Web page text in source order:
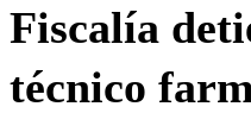
Fiscalía
técnico